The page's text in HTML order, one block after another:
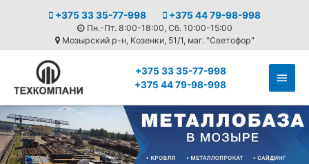
+375 33 35-77-998 +375 44 79-98-998
Пн.-Пт. 8:00-18:00, Сб. 10:00-15:00
Мозырский р-н, Козенки, 51/1, маг. "Светофор"
+375 33 35-77-998
+375 44 79-98-998